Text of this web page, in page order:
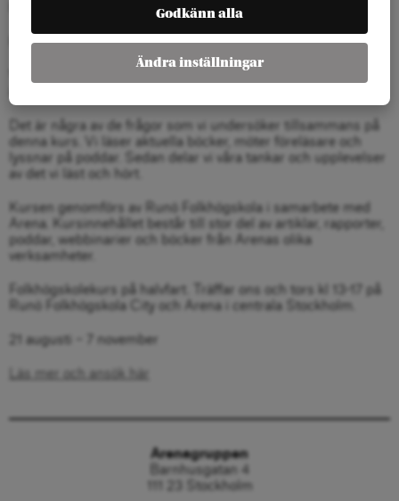
Hur mår Sverige två år efter valet?
Hur ser ett rättvist, jämställt och grönt Sverige ut?
Det är några av de frågor som vi undersöker tillsammans på
denna kurs. Vi läser aktuella böcker, möter föreläsare och
lyssnar på poddar. Sedan delar vi våra tankar och upplevelser
av det vi läst och hört.
Kursen genomförs av Runö Folkhögskola i samarbete med
Arena. Kursinnehållet består till stor del av artiklar, rapporter,
poddar, webbinarier och böcker från Arenas olika
verksamheter.
Folkhögskolekurs på halvfart. Träffar ons och tors kl 13-17 på
Runö Folkhögskola City och Arena i centrala Stockholm.
21 augusti – 7 november
Läs mer och ansök här
Arenagruppen
Barnhusgatan 4
111 23 Stockholm
Godkänn alla
Ändra inställningar